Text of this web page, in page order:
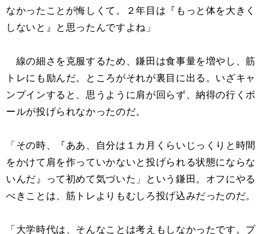
なかったことが悔しくて。２年目は『もっと体を大きく
しないと』と思ったんですよね」
線の細さを克服するため、鎌田は食事量を増やし、筋
トレにも励んだ。ところがそれが裏目に出る。いざキャ
ンプインすると、思うように肩が回らず、納得の行くボ
ールが投げられなかったのだ。
「その時、『ああ、自分は１カ月くらいじっくりと時間
をかけて肩を作っていかないと投げられる状態にならな
いんだ』って初めて気づいた」という鎌田。オフにやる
べきことは、筋トレよりもむしろ投げ込みだったのだ。
「大学時代は、そんなことは考えもしなかったです。プ